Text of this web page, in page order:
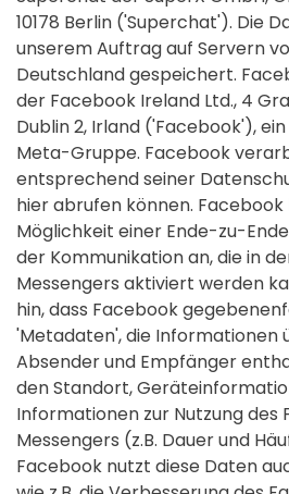
10178 Berlin ('Superchat'). Die
unserem Auftrag auf Servern
Deutschland gespeichert.
der Facebook Ireland Ltd., 4
Dublin 2, Irland ('Facebook'),
Meta-Gruppe. Facebook
entsprechend seiner
hier abrufen können.
Möglichkeit einer Ende-zu-
der Kommunikation an, die in
Messengers aktiviert werden
hin, dass Facebook
'Metadaten', die Informationen
Absender und Empfänger
den Standort,
Informationen zur Nutzung des
Messengers (z.B. Dauer und
Facebook nutzt diese Daten